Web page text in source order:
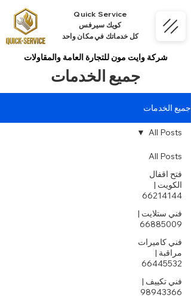
Quick Service
كويك سيرفس
كل خدماتك في مكان واحد
شركة وايت مون للتجارة العامة والمقاولات
جميع الخدمات
جميع الخدمات
All Posts
فتح اقفال
الكويت |
66214144
فني ستلايت |
66885009
فني كاميرات
مراقبة |
66445532
فني تكييف |
98943366
All Posts